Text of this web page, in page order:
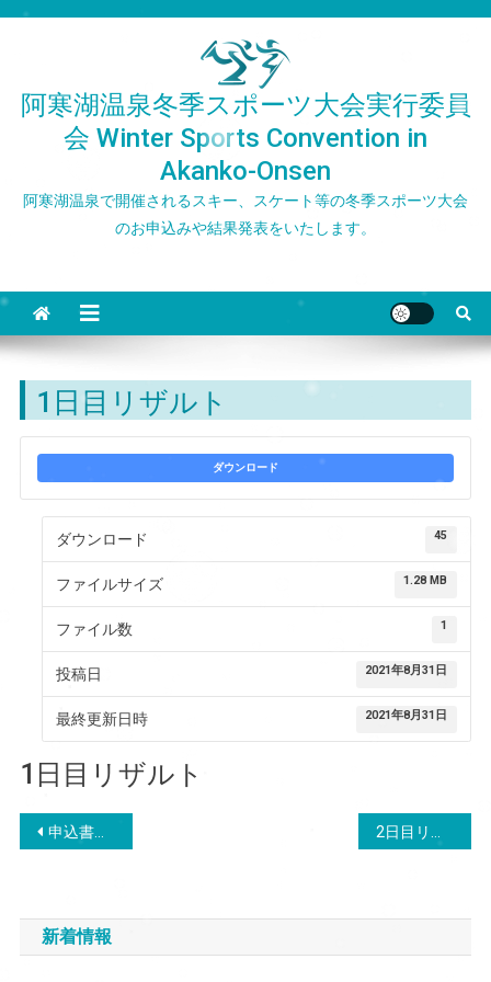
Skip
阿寒湖温泉冬季スポーツ大会実行委員
会 Winter Sports Convention in
Akanko-Onsen
阿寒湖温泉で開催されるスキー、スケート等の冬季スポーツ大会
のお申込みや結果発表をいたします。
1日目リザルト
ダウンロード
ダウンロード 45
ファイルサイズ 1.28 MB
ファイル数 1
投稿日 2021年8月31日
最終更新日時 2021年8月31日
1日目リザルト
投
ナ
ビ
申込書・同意書
新着情報